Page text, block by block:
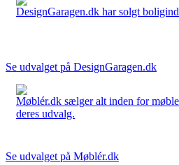
DesignGaragen.dk har solgt
Se udvalget på DesignGaragen.dk
Møblér.dk sælger alt inden for
deres udvalg.
Se udvalget på Møblér.dk